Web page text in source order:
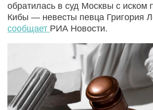
обратилась в суд Москвы с иском
Кибы — невесты певца Григория
сообщает РИА Новости.